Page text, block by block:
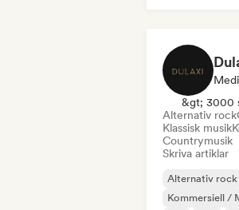
&gt; 3000
Alternativ rock
Klassisk musik
Countrymusik
Skriva artiklar
Alternativ rock
Kommersiell /